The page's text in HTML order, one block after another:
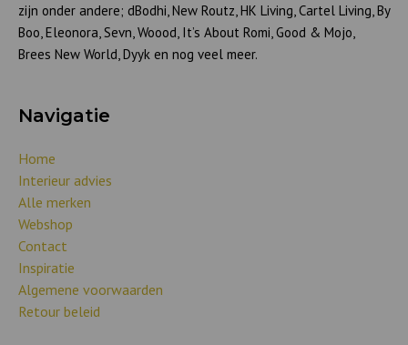
zijn onder andere; dBodhi, New Routz, HK Living, Cartel Living, By
Boo, Eleonora, Sevn, Woood, It’s About Romi, Good & Mojo,
Brees New World, Dyyk en nog veel meer.
Navigatie
Home
Interieur advies
Alle merken
Webshop
Contact
Inspiratie
Algemene voorwaarden
Retour beleid